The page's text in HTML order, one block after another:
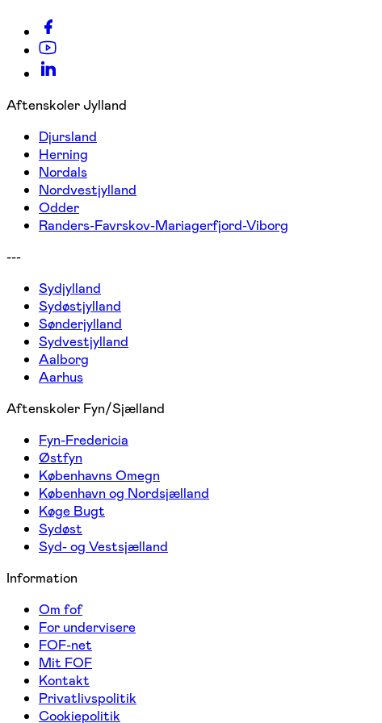
Aftenskoler Jylland
Djursland
Herning
Nordals
Nordvestjylland
Odder
Randers-Favrskov-Mariagerfjord-Viborg
---
Sydjylland
Sydøstjylland
Sønderjylland
Sydvestjylland
Aalborg
Aarhus
Aftenskoler Fyn/Sjælland
Fyn-Fredericia
Østfyn
Københavns Omegn
København og Nordsjælland
Køge Bugt
Sydøst
Syd- og Vestsjælland
Information
Om fof
For undervisere
FOF-net
Mit FOF
Kontakt
Privatlivspolitik
Cookiepolitik